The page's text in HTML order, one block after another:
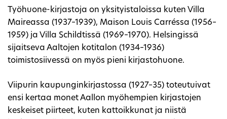
Työhuone-kirjastoja on yksityistaloissa kuten Villa
Maireassa (1937–1939), Maison Louis Carréssa (1956–
1959) ja Villa Schildtissä (1969–1970). Helsingissä
sijaitseva Aaltojen kotitalon (1934–1936)
toimistosiivessä on myös pieni kirjastohuone.
Viipurin kaupunginkirjastossa (1927–35) toteutuivat
ensi kertaa monet Aallon myöhempien kirjastojen
keskeiset piirteet, kuten kattoikkunat ja niistä